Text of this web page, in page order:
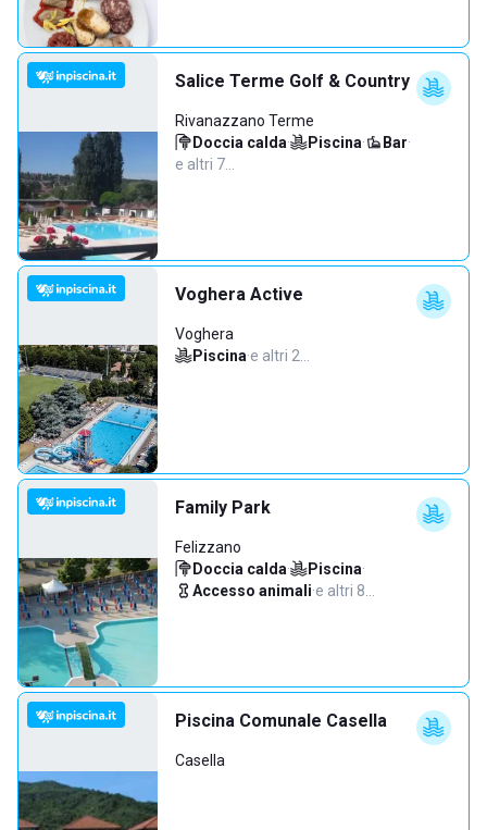
Salice Terme Golf & Country
Rivanazzano Terme
Doccia calda· Piscina· Bar·
e altri 7…
Voghera Active
Voghera
Piscina·e altri 2…
Family Park
Felizzano
Doccia calda· Piscina·
Accesso animali·e altri 8…
Piscina Comunale Casella
Casella